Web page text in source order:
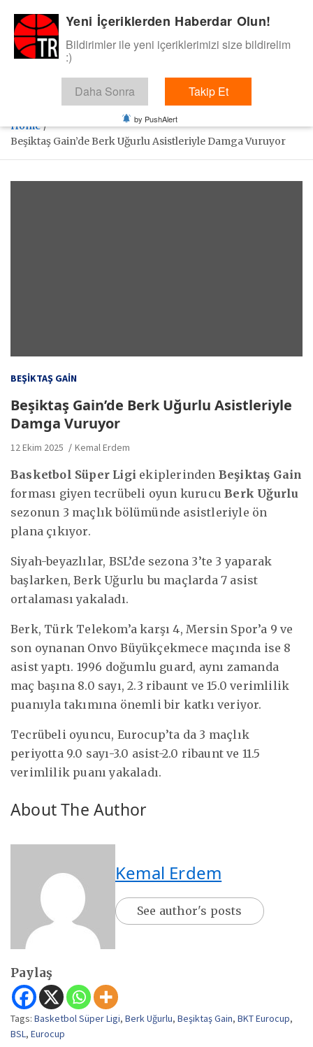
content
BasketTR
Sol dip çizgiden bir basket de bizden gelsin dedik.
Home
Beşiktaş Gain’de Berk Uğurlu Asistleriyle Damga Vuruyor
BEŞIKTAŞ GAIN
Beşiktaş Gain’de Berk Uğurlu Asistleriyle
Damga Vuruyor
12 Ekim 2025 Kemal Erdem
Basketbol Süper Ligi ekiplerinden Beşiktaş Gain
forması giyen tecrübeli oyun kurucuBerk Uğurlu
sezonun 3 maçlık bölümünde asistleriyle ön
plana çıkıyor.
Siyah-beyazlılar, BSL’de sezona 3’te 3 yaparak
başlarken, Berk Uğurlu bu maçlarda 7 asist
ortalaması yakaladı.
Berk, Türk Telekom’a karşı 4, Mersin Spor’a 9 ve
son oynanan Onvo Büyükçekmece maçında ise 8
asist yaptı. 1996 doğumlu guard, aynı zamanda
maç başına 8.0 sayı, 2.3 ribaunt ve 15.0 verimlilik
puanıyla takımına önemli bir katkı veriyor.
Tecrübeli oyuncu, Eurocup’ta da 3 maçlık
periyotta 9.0 sayı-3.0 asist-2.0 ribaunt ve 11.5
verimlilik puanı yakaladı.
About The Author
Kemal Erdem
See author's posts
Paylaş
Tags: Basketbol Süper Ligi, Berk Uğurlu, Beşiktaş Gain, BKT Eurocup,
BSL, Eurocup
Yeni İçeriklerden Haberdar Olun!
Bildirimler ile yeni içeriklerimizi size bildirelim
:)
Daha Sonra Takip Et
by PushAlert